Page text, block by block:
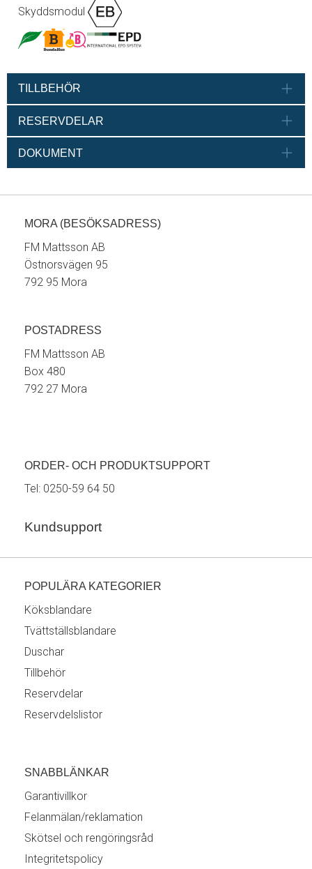
Skyddsmodul
TILLBEHÖR
RESERVDELAR
DOKUMENT
MORA (BESÖKSADRESS)
FM Mattsson AB
Östnorsvägen 95
792 95 Mora
POSTADRESS
FM Mattsson AB
Box 480
792 27 Mora
ORDER- OCH PRODUKTSUPPORT
Tel: 0250-59 64 50
Kundsupport
POPULÄRA KATEGORIER
Köksblandare
Tvättställsblandare
Duschar
Tillbehör
Reservdelar
Reservdelslistor
SNABBLÄNKAR
Garantivillkor
Felanmälan/reklamation
Skötsel och rengöringsråd
Integritetspolicy